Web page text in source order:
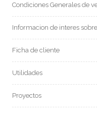
Condiciones Generales de
Informacion de interes
Ficha de cliente
Utilidades
Proyectos